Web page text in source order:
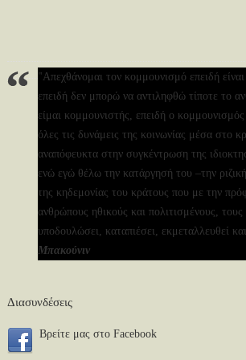
"Απεχθάνομαι τον κομμουνισμό επειδή
επειδή δεν μπορώ να αντιληφθώ τίποτε το
είμαι κομμουνιστής, επειδή ο
όλες τις δυνάμεις της κοινωνίας μέσα στο
αναπόφευκτα στην συγκέντρωση της
ενώ εγώ θέλω την κατάργησή του –την
της κηδεμονίας του κράτους που με την
ανθρώπους ηθικούς και πολιτισμένους,
υποδουλώσει, καταπιέσει, εκμεταλλευθεί
Μπακούνιν
Διασυνδέσεις
Bρείτε μας στο Facebook